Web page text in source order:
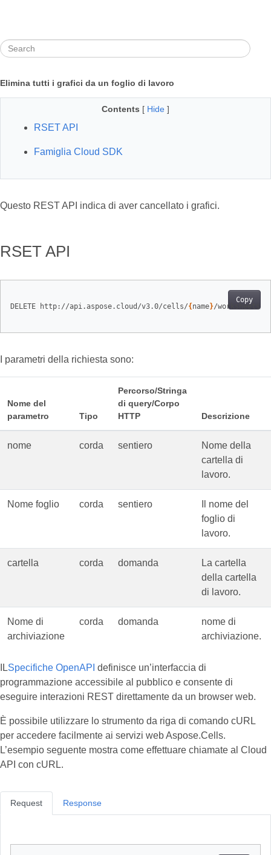
Elimina tutti i grafici da un foglio di lavoro
Contents [ Hide ]
RSET API
Famiglia Cloud SDK
Questo REST API indica di aver cancellato i grafici.
RSET API
Copy
DELETE http://api.aspose.cloud/v3.0/cells/{ name}/worksheets/
I parametri della richiesta sono:
Nome del
parametro
Tipo
Percorso/Stringa
di query/Corpo
HTTP
Descrizione
nome corda sentiero
Nome della
cartella di
lavoro.
Nome foglio corda sentiero
Il nome del
foglio di
lavoro.
cartella corda domanda
La cartella
della cartella
di lavoro.
Nome di
archiviazione
corda domanda
nome di
archiviazione.
ILSpecifiche OpenAPI definisce un’interfaccia di
programmazione accessibile al pubblico e consente di
eseguire interazioni REST direttamente da un browser web.
È possibile utilizzare lo strumento da riga di comando cURL
per accedere facilmente ai servizi web Aspose.Cells.
L’esempio seguente mostra come effettuare chiamate al Cloud
API con cURL.
Request Response